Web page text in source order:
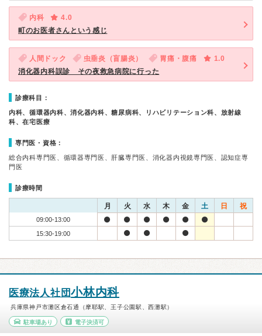
内科
4.0
町のお医者さんという感じ
人間ドック 虫垂炎（盲腸炎） 胃痛・腹痛
1.0
消化器内科誤診 その夜救急病院に行った
診療科目：
内科、循環器内科、消化器内科、糖尿病科、リハビリテーション科、放射線
科、在宅医療
専門医・資格：
総合内科専門医、循環器専門医、肝臓専門医、消化器内視鏡専門医、認知症専
門医
診療時間
月 火 水 木 金 土 日 祝
09:00-13:00
15:30-19:00
医療法人社団小林内科
兵庫県神戸市灘区倉石通（摩耶駅、王子公園駅、西灘駅）
駐車場あり 電子決済可